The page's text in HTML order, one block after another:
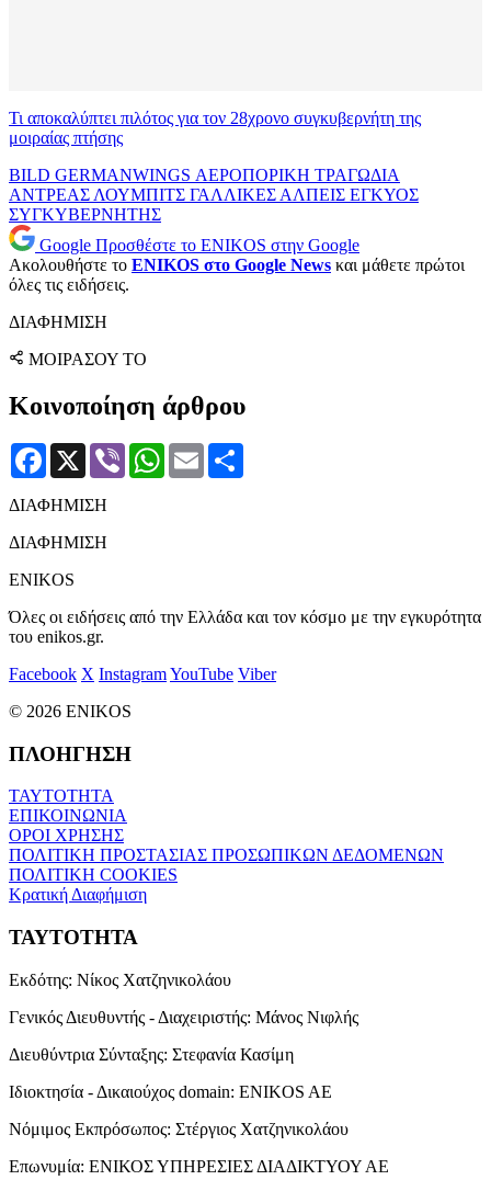
Τι αποκαλύπτει πιλότος για τον 28χρονο συγκυβερνήτη της
μοιραίας πτήσης
BILD GERMANWINGS ΑΕΡΟΠΟΡΙΚΗ ΤΡΑΓΩΔΙΑ
ΑΝΤΡΕΑΣ ΛΟΥΜΠΙΤΣ ΓΑΛΛΙΚΕΣ ΑΛΠΕΙΣ ΕΓΚΥΟΣ
ΣΥΓΚΥΒΕΡΝΗΤΗΣ
Google Προσθέστε το ENIKOS στην Google
Ακολουθήστε το ENIKOS στο Google News και μάθετε πρώτοι
όλες τις ειδήσεις.
ΔΙΑΦΗΜΙΣΗ
ΜΟΙΡΑΣΟΥ ΤΟ
Κοινοποίηση άρθρου
Facebook
X Viber WhatsApp
Email
ΔΙΑΦΗΜΙΣΗ
ΔΙΑΦΗΜΙΣΗ
ENIKOS
Όλες οι ειδήσεις από την Ελλάδα και τον κόσμο με την εγκυρότητα
του enikos.gr.
Facebook X InstagramYouTube Viber
© 2026 ENIKOS
ΠΛΟΗΓΗΣΗ
ΤΑΥΤΟΤΗΤΑ
ΕΠΙΚΟΙΝΩΝΙΑ
ΟΡΟΙ ΧΡΗΣΗΣ
ΠΟΛΙΤΙΚΗ ΠΡΟΣΤΑΣΙΑΣ ΠΡΟΣΩΠΙΚΩΝ ΔΕΔΟΜΕΝΩΝ
ΠΟΛΙΤΙΚΗ COOKIES
Κρατική Διαφήμιση
ΤΑΥΤΟΤΗΤΑ
Εκδότης: Νίκος Χατζηνικολάου
Γενικός Διευθυντής - Διαχειριστής: Μάνος Νιφλής
Διευθύντρια Σύνταξης: Στεφανία Κασίμη
Ιδιοκτησία - Δικαιούχος domain: ENIKOS AE
Νόμιμος Εκπρόσωπος: Στέργιος Χατζηνικολάου
Επωνυμία: ΕΝΙΚΟΣ ΥΠΗΡΕΣΙΕΣ ΔΙΑΔΙΚΤΥΟΥ ΑΕ